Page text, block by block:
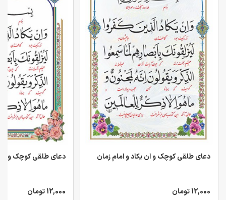
دعای طلقی کوچک و ان یکاد و امام زمان
12,000 تومان
دعای طلقی کوچک و ان
12,000 تومان